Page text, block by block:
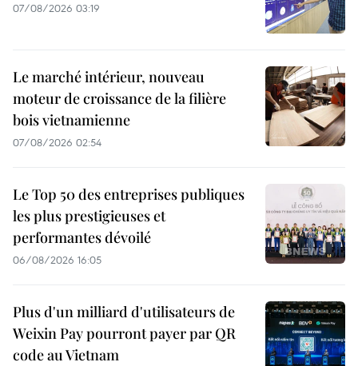
07/08/2026 03:19
Le marché intérieur, nouveau
moteur de croissance de la filière
bois vietnamienne
07/08/2026 02:54
Le Top 50 des entreprises publiques
les plus prestigieuses et
performantes dévoilé
06/08/2026 16:05
Plus d'un milliard d'utilisateurs de
Weixin Pay pourront payer par QR
code au Vietnam